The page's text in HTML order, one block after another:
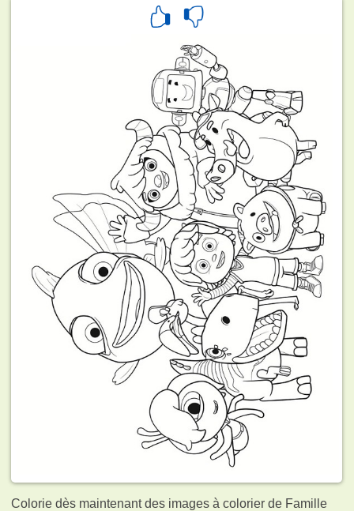
Colorie dès maintenant des images à colorier de Famille